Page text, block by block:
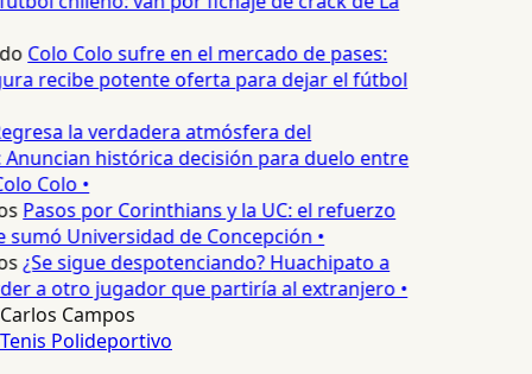
Colo Colo sufre en el mercado de pases:
recibe potente oferta para dejar el fútbol
la verdadera atmósfera del
histórica decisión para duelo entre
Colo •
Pasos por Corinthians y la UC: el refuerzo
Universidad de Concepción •
¿Se sigue despotenciando? Huachipato a
a otro jugador que partiría al extranjero •
Carlos Campos
Tenis Polideportivo